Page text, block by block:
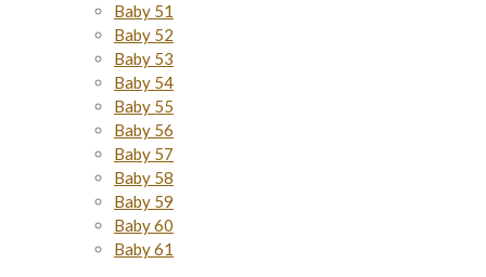
Baby 51
Baby 52
Baby 53
Baby 54
Baby 55
Baby 56
Baby 57
Baby 58
Baby 59
Baby 60
Baby 61